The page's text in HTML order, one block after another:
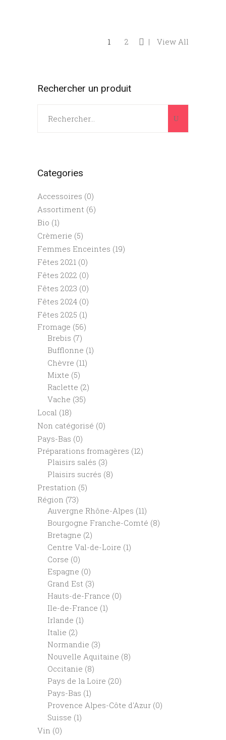
1 2 View All
Rechercher un produit
for:
Categories
Accessoires (0)
Assortiment (6)
Bio (1)
Crèmerie (5)
Femmes Enceintes (19)
Fêtes 2021 (0)
Fêtes 2022 (0)
Fêtes 2023 (0)
Fêtes 2024 (0)
Fêtes 2025 (1)
Fromage (56)
Brebis (7)
Bufflonne (1)
Chèvre (11)
Mixte (5)
Raclette (2)
Vache (35)
Local (18)
Non catégorisé (0)
Pays-Bas (0)
Préparations fromagères (12)
Plaisirs salés (3)
Plaisirs sucrés (8)
Prestation (5)
Région (73)
Auvergne Rhône-Alpes (11)
Bourgogne Franche-Comté (8)
Bretagne (2)
Centre Val-de-Loire (1)
Corse (0)
Espagne (0)
Grand Est (3)
Hauts-de-France (0)
Ile-de-France (1)
Irlande (1)
Italie (2)
Normandie (3)
Nouvelle Aquitaine (8)
Occitanie (8)
Pays de la Loire (20)
Pays-Bas (1)
Provence Alpes-Côte d'Azur (0)
Suisse (1)
Vin (0)